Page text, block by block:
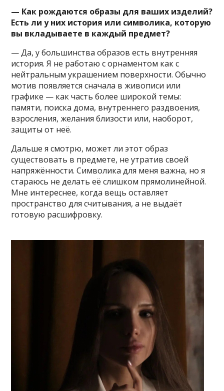
— Как рождаются образы для ваших изделий?
Есть ли у них история или символика, которую
вы вкладываете в каждый предмет?
— Да, у большинства образов есть внутренняя
история. Я не работаю с орнаментом как с
нейтральным украшением поверхности. Обычно
мотив появляется сначала в живописи или
графике — как часть более широкой темы:
памяти, поиска дома, внутреннего раздвоения,
взросления, желания близости или, наоборот,
защиты от неё.
Дальше я смотрю, может ли этот образ
существовать в предмете, не утратив своей
напряжённости. Символика для меня важна, но я
стараюсь не делать её слишком прямолинейной.
Мне интереснее, когда вещь оставляет
пространство для считывания, а не выдаёт
готовую расшифровку.